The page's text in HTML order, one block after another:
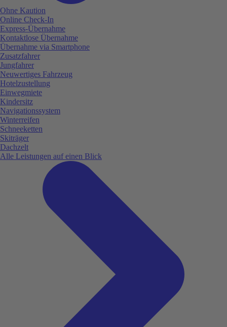
Ohne Kaution
Online Check-In
Express-Übernahme
Kontaktlose Übernahme
Übernahme via Smartphone
Zusatzfahrer
Jungfahrer
Neuwertiges Fahrzeug
Hotelzustellung
Einwegmiete
Kindersitz
Navigationssystem
Winterreifen
Schneeketten
Skiträger
Dachzelt
Alle Leistungen auf einen Blick